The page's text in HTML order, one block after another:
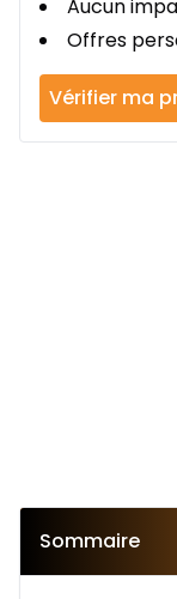
Aucun
Offres
Vérifier ma
Sommaire